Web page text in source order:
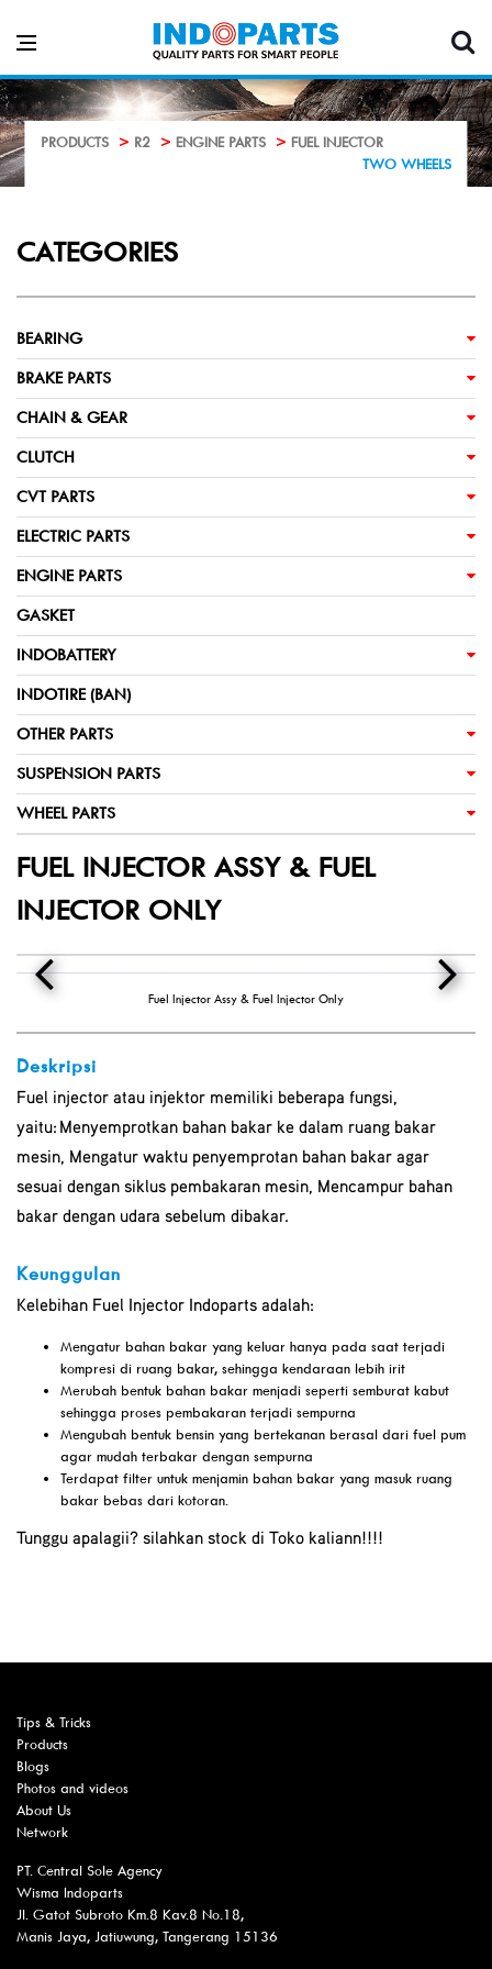
PRODUCTS R2 ENGINE PARTS
FUEL INJECTOR
TWO WHEELS
CATEGORIES
BEARING
BRAKE PARTS
CHAIN & GEAR
CLUTCH
CVT PARTS
ELECTRIC PARTS
ENGINE PARTS
GASKET
INDOBATTERY
INDOTIRE (BAN)
OTHER PARTS
SUSPENSION PARTS
WHEEL PARTS
FUEL INJECTOR ASSY & FUEL
INJECTOR ONLY
Fuel Injector Assy & Fuel Injector Only
Deskripsi
Fuel injector atau injektor memiliki beberapa fungsi,
yaitu: Menyemprotkan bahan bakar ke dalam ruang bakar
mesin, Mengatur waktu penyemprotan bahan bakar agar
sesuai dengan siklus pembakaran mesin, Mencampur bahan
bakar dengan udara sebelum dibakar.
Keunggulan
Kelebihan Fuel Injector Indoparts adalah:
Mengatur bahan bakar yang keluar hanya pada saat terjadi
kompresi di ruang bakar, sehingga kendaraan lebih irit
Merubah bentuk bahan bakar menjadi seperti semburat kabut
sehingga proses pembakaran terjadi sempurna
Mengubah bentuk bensin yang bertekanan berasal dari fuel pum
agar mudah terbakar dengan sempurna
Terdapat filter untuk menjamin bahan bakar yang masuk ruang
bakar bebas dari kotoran.
Tunggu apalagii? silahkan stock di Toko kaliann!!!!
Tips & Tricks
Products
Blogs
Photos and videos
About Us
Network
PT. Central Sole Agency
Wisma Indoparts
Jl. Gatot Subroto Km.8 Kav.8 No.18,
Manis Jaya, Jatiuwung, Tangerang 15136